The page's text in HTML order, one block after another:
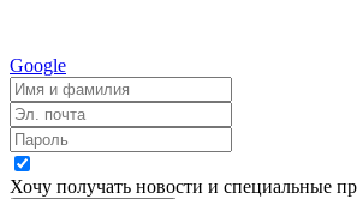
Google
Хочу получать новости и специальные